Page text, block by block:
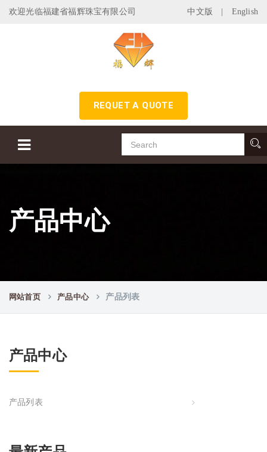
欢迎光临福建省福辉珠宝有限公司 中文版 English
REQUET A QUOTE
产品中心
网站首页 产品中心 产品列表
产品中心
产品列表